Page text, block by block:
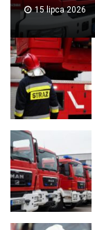
15 lipca 2026